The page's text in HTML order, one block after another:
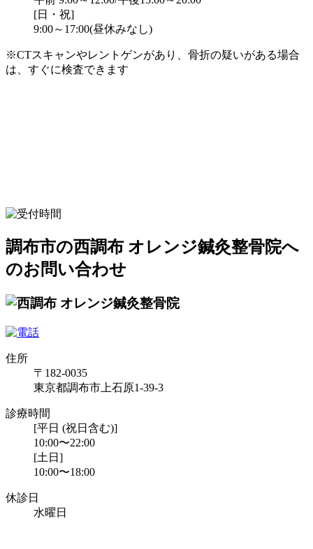
[日・祝]
9:00～17:00(昼休みなし)
※CTスキャンやレントゲンがあり、骨折の疑いがある場合
は、すぐに検査できます
調布市の西調布 オレンジ鍼灸整骨院へ
のお問い合わせ
住所
〒182-0035
東京都調布市上石原1-39-3
診療時間
[平日 (祝日含む)]
10:00〜22:00
[土日]
10:00〜18:00
休診日
水曜日